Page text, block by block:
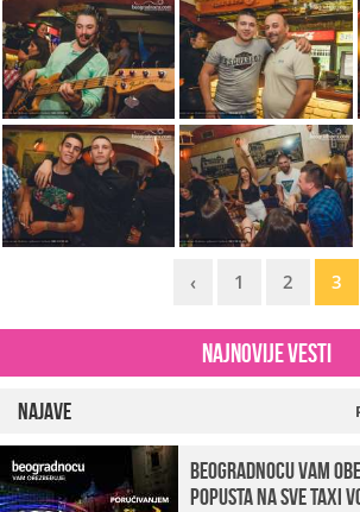
‹ 1 2 3
Najnovije vesti
Najave
beogradnocu vam
popusta na sve taxi